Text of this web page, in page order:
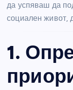
да успяваш да
социален живот,
1.